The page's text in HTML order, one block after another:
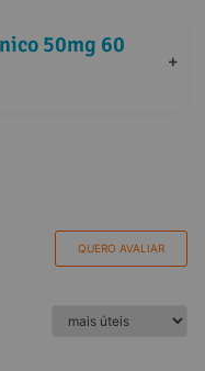
50mg 60
+
QUERO AVALIAR